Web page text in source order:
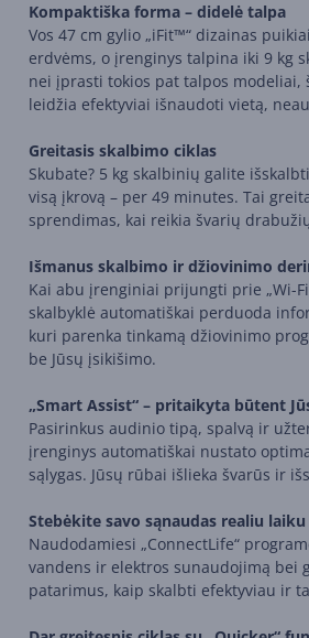
Kompaktiška forma – didelė talpa
Vos 47 cm gylio „iFit™“ dizainas
erdvėms, o įrenginys talpina iki 9 kg
nei įprasti tokios pat talpos modeliai,
leidžia efektyviai išnaudoti vietą,
Greitasis skalbimo ciklas
Skubate? 5 kg skalbinių galite
visą įkrovą – per 49 minutes. Tai
sprendimas, kai reikia švarių
Išmanus skalbimo ir džiovinimo
Kai abu įrenginiai prijungti prie „Wi-
skalbyklė automatiškai perduoda
kuri parenka tinkamą džiovinimo
be Jūsų įsikišimo.
„Smart Assist“ – pritaikyta būtent
Pasirinkus audinio tipą, spalvą ir
įrenginys automatiškai nustato
sąlygas. Jūsų rūbai išlieka švarūs ir
Stebėkite savo sąnaudas realiu laiku
Naudodamiesi „ConnectLife“
vandens ir elektros sunaudojimą bei
patarimus, kaip skalbti efektyviau ir